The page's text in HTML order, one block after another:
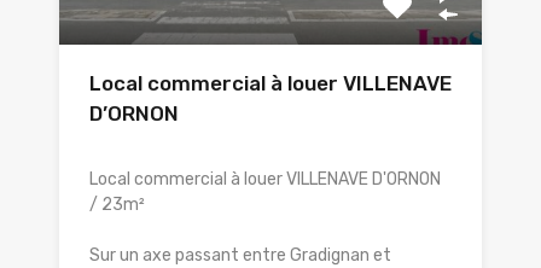
Local commercial à louer VILLENAVE
D’ORNON
Local commercial à louer VILLENAVE D'ORNON
/ 23m²
Sur un axe passant entre Gradignan et